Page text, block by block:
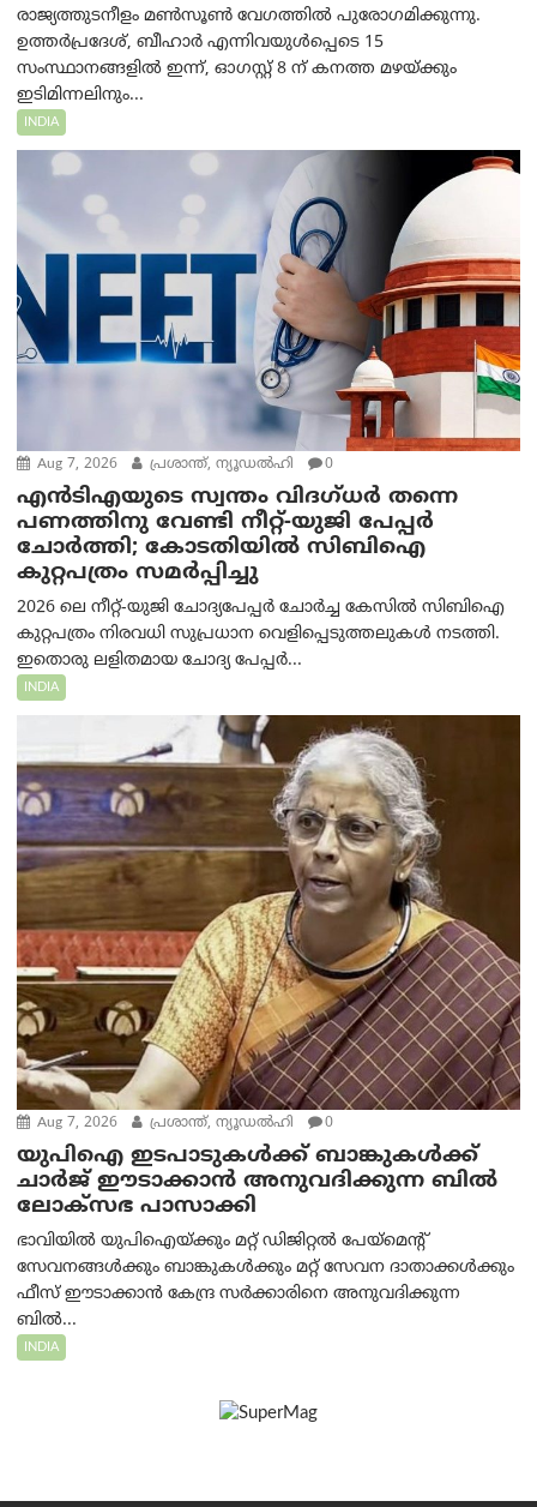
രാജ്യത്തുടനീളം മൺസൂൺ വേഗത്തിൽ പുരോഗമിക്കുന്നു.
ഉത്തർപ്രദേശ്, ബീഹാർ എന്നിവയുൾപ്പെടെ 15
സംസ്ഥാനങ്ങളിൽ ഇന്ന്, ഓഗസ്റ്റ് 8 ന് കനത്ത മഴയ്ക്കും
ഇടിമിന്നലിനും...
INDIA
Aug 7, 2026 പ്രശാന്ത്, ന്യൂഡല്‍ഹി 0
എൻ‌ടി‌എയുടെ സ്വന്തം വിദഗ്ധർ തന്നെ
പണത്തിനു വേണ്ടി നീറ്റ്-യു‌ജി പേപ്പർ
ചോർത്തി; കോടതിയില്‍ സിബിഐ
കുറ്റപത്രം സമര്‍പ്പിച്ചു
2026 ലെ നീറ്റ്-യുജി ചോദ്യപേപ്പർ ചോർച്ച കേസിൽ സിബിഐ
കുറ്റപത്രം നിരവധി സുപ്രധാന വെളിപ്പെടുത്തലുകൾ നടത്തി.
ഇതൊരു ലളിതമായ ചോദ്യ പേപ്പർ...
INDIA
Aug 7, 2026 പ്രശാന്ത്, ന്യൂഡല്‍ഹി 0
യുപിഐ ഇടപാടുകൾക്ക് ബാങ്കുകൾക്ക്
ചാർജ് ഈടാക്കാൻ അനുവദിക്കുന്ന ബിൽ
ലോക്‌സഭ പാസാക്കി
ഭാവിയിൽ യുപിഐയ്ക്കും മറ്റ് ഡിജിറ്റൽ പേയ്‌മെന്റ്
സേവനങ്ങൾക്കും ബാങ്കുകൾക്കും മറ്റ് സേവന ദാതാക്കൾക്കും
ഫീസ് ഈടാക്കാൻ കേന്ദ്ര സർക്കാരിനെ അനുവദിക്കുന്ന
ബിൽ...
INDIA